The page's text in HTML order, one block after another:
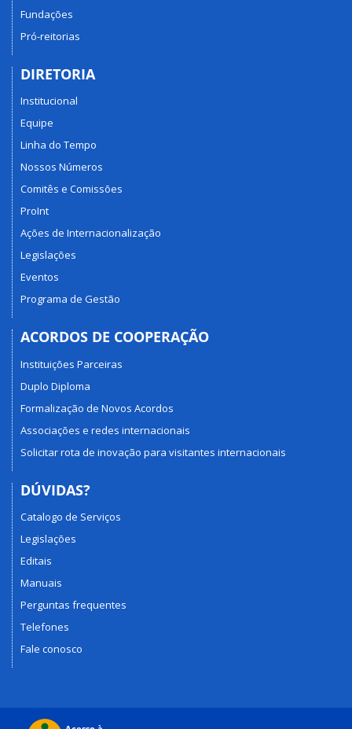
Fundações
Pró-reitorias
DIRETORIA
Institucional
Equipe
Linha do Tempo
Nossos Números
Comitês e Comissões
ProInt
Ações de Internacionalização
Legislações
Eventos
Programa de Gestão
ACORDOS DE COOPERAÇÃO
Instituições Parceiras
Duplo Diploma
Formalização de Novos Acordos
Associações e redes internacionais
Solicitar rota de inovação para visitantes internacionais
DÚVIDAS?
Catalogo de Serviços
Legislações
Editais
Manuais
Perguntas frequentes
Telefones
Fale conosco